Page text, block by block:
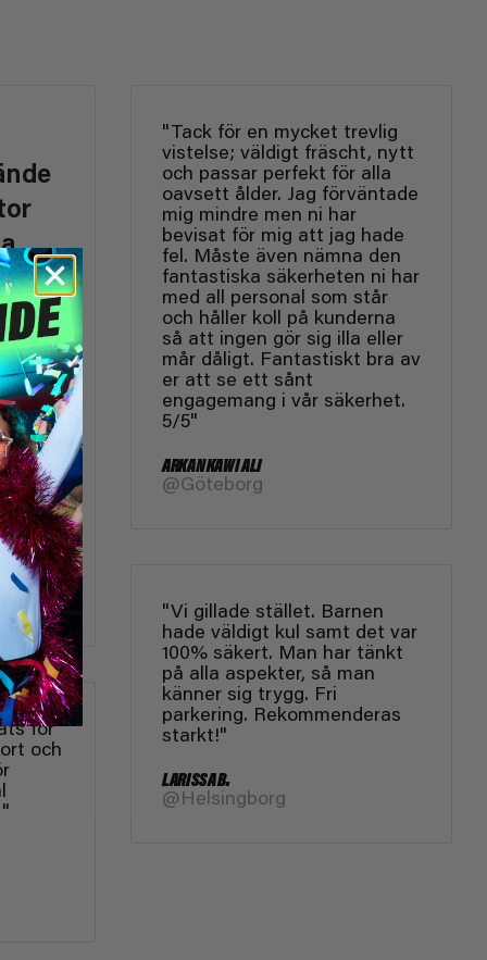
dit
till
på
för
och
"Tack för en mycket trevlig
vistelse; väldigt fräscht, nytt
och passar perfekt för alla
oavsett ålder. Jag förväntade
mig mindre men ni har
bevisat för mig att jag hade
fel. Måste även nämna den
fantastiska säkerheten ni har
med all personal som står
och håller koll på kunderna
så att ingen gör sig illa eller
mår dåligt. Fantastiskt bra av
er att se ett sånt
engagemang i vår säkerhet.
5/5"
ARKAN KAWI ALI
@Göteborg
"Vi gillade stället. Barnen
hade väldigt kul samt det var
100% säkert. Man har tänkt
på alla aspekter, så man
känner sig trygg. Fri
parkering. Rekommenderas
starkt!"
LARISSA B.
@Helsingborg